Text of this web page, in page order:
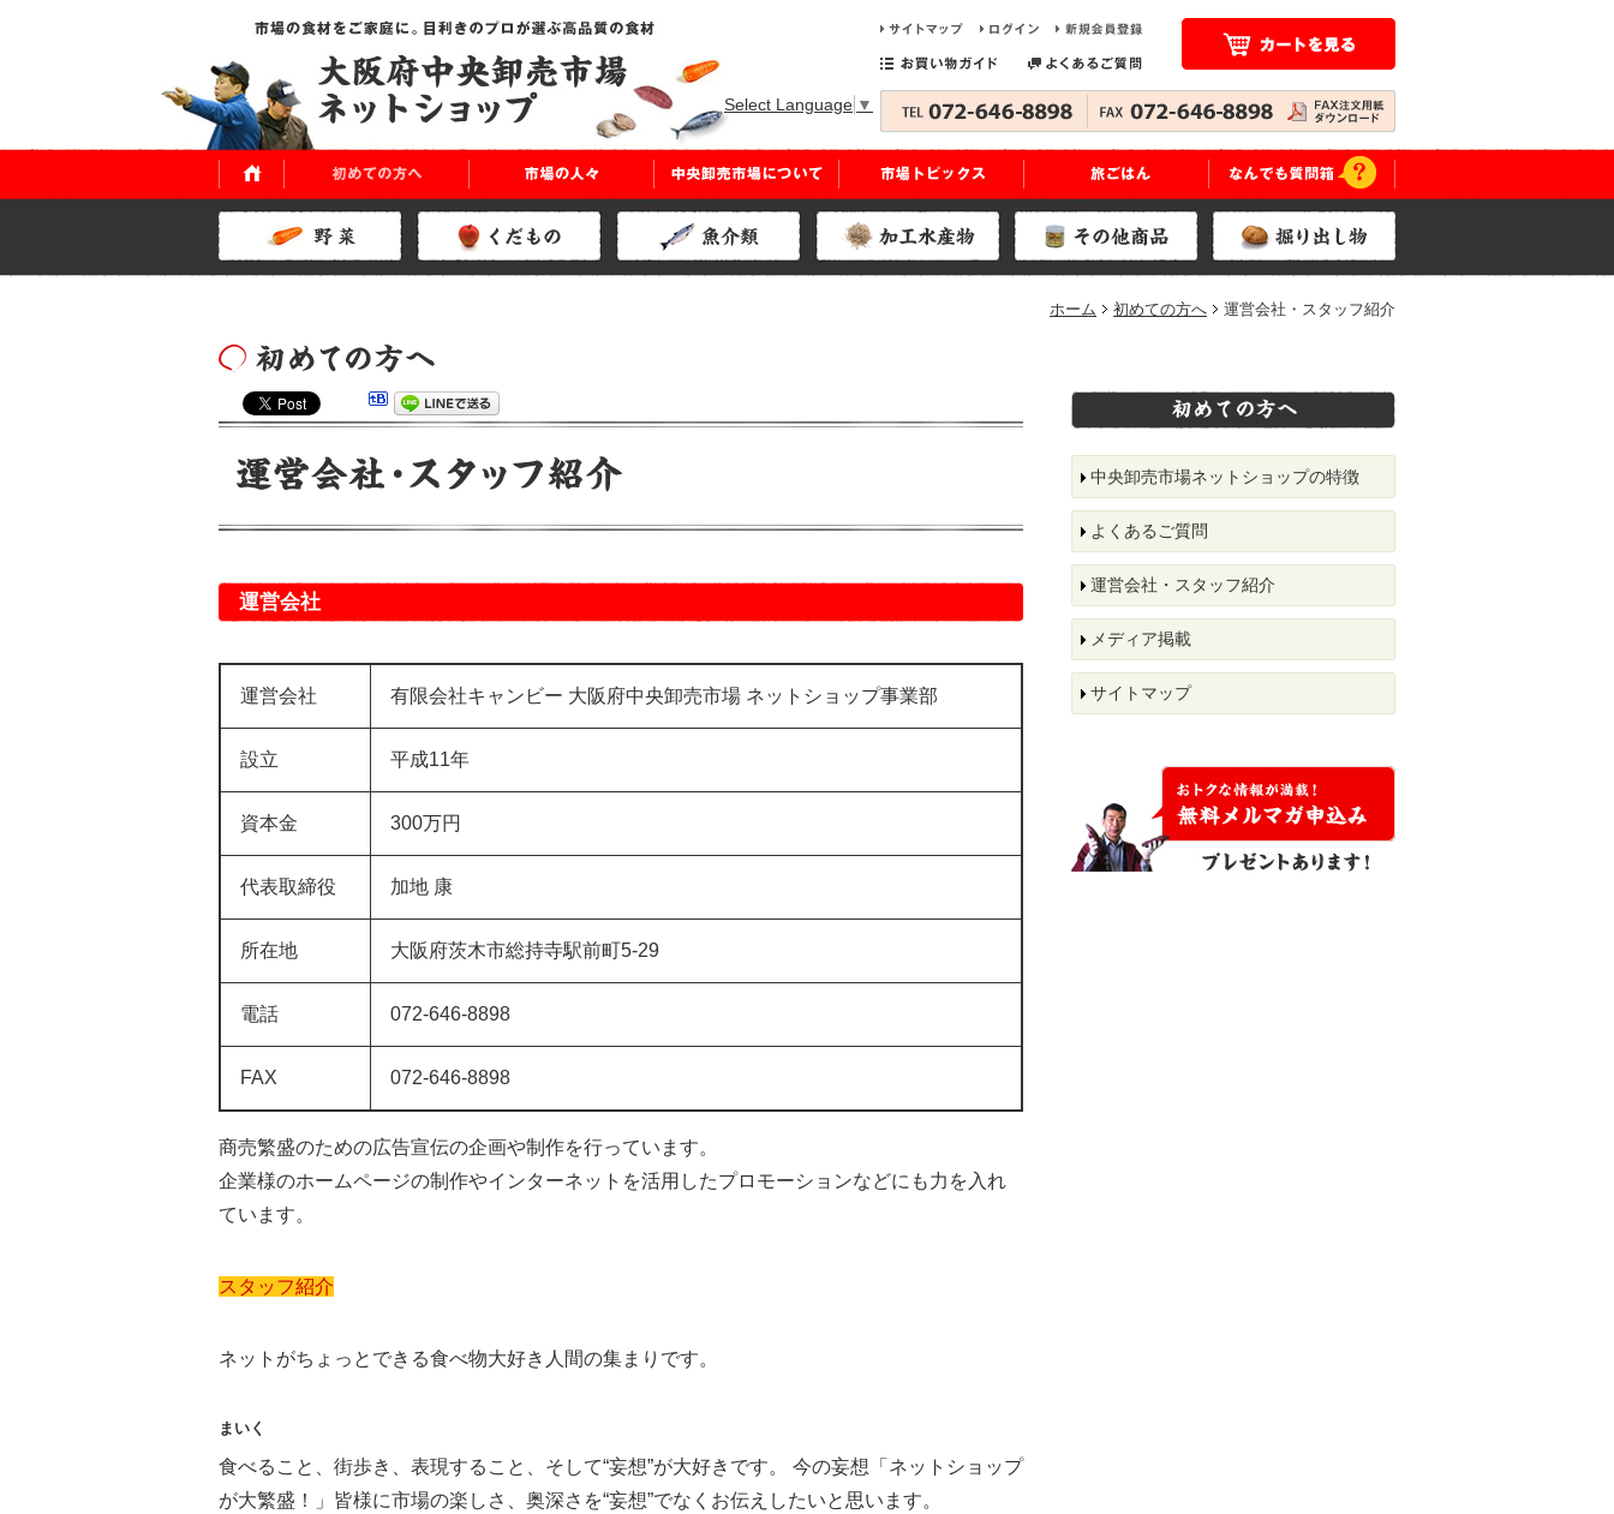
Select Language ▼
ホーム 初めての方へ 運営会社・スタッフ紹介
運営会社
運営会社 有限会社キャンビー 大阪府中央卸売市場 ネットショップ事業部
設立 平成11年
資本金 300万円
代表取締役 加地 康
所在地 大阪府茨木市総持寺駅前町5-29
電話 072-646-8898
FAX 072-646-8898
商売繁盛のための広告宣伝の企画や制作を行っています。
企業様のホームページの制作やインターネットを活用したプロモーションなどにも力を入れ
ています。
スタッフ紹介
ネットがちょっとできる食べ物大好き人間の集まりです。
まいく
食べること、街歩き、表現すること、そして“妄想”が大好きです。 今の妄想「ネットショップ
が大繁盛！」皆様に市場の楽しさ、奥深さを“妄想”でなくお伝えしたいと思います。
中央卸売市場ネットショップの特徴
よくあるご質問
運営会社・スタッフ紹介
メディア掲載
サイトマップ